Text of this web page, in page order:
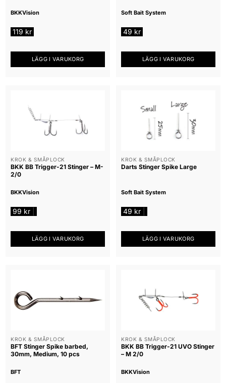
BKKVision
119 kr
LÄGG I VARUKORG
Soft Bait System
49 kr
LÄGG I VARUKORG
KROK & SMÅPLOCK
BKK BB Trigger-21 Stinger – M-
2/0
BKKVision
99 kr
LÄGG I VARUKORG
KROK & SMÅPLOCK
Darts Stinger Spike Large
Soft Bait System
49 kr
LÄGG I VARUKORG
KROK & SMÅPLOCK
BFT Stinger Spike barbed,
30mm, Medium, 10 pcs
BFT
KROK & SMÅPLOCK
BKK BB Trigger-21 UVO Stinger
– M 2/0
BKKVision